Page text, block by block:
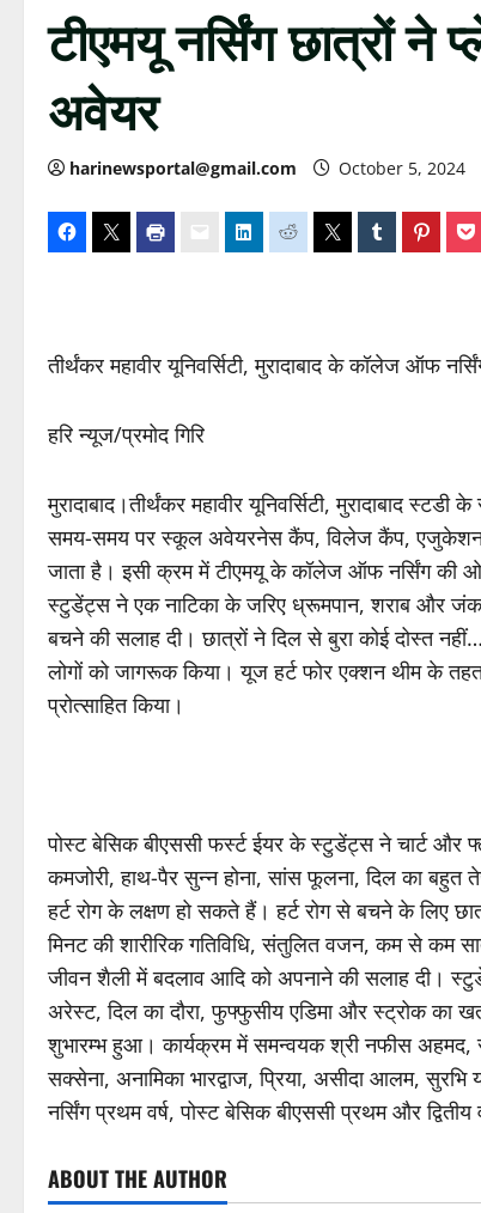
टीएमयू नर्सिंग छात्रों ने
अवेयर
harinewsportal@gmail.com October 5, 2024
तीर्थंकर महावीर यूनिवर्सिटी, मुरादाबाद के कॉलेज ऑफ
हरि न्यूज/प्रमोद गिरि
मुरादाबाद।तीर्थंकर महावीर यूनिवर्सिटी, मुरादाबाद
समय-समय पर स्कूल अवेयरनेस कैंप, विलेज कैंप, एजुकेशनल
जाता है। इसी क्रम में टीएमयू के कॉलेज ऑफ नर्सिंग की ओर
स्टुडेंट्स ने एक नाटिका के जरिए ध्रूमपान, शराब और जंक
बचने की सलाह दी। छात्रों ने दिल से बुरा कोई दोस्त
लोगों को जागरूक किया। यूज हर्ट फोर एक्शन थीम के
प्रोत्साहित किया।
पोस्ट बेसिक बीएससी फर्स्ट ईयर के स्टुडेंट्स ने चार्ट और
कमजोरी, हाथ-पैर सुन्न होना, सांस फूलना, दिल का
हर्ट रोग के लक्षण हो सकते हैं। हर्ट रोग से बचने के लिए
मिनट की शारीरिक गतिविधि, संतुलित वजन, कम से कम
जीवन शैली में बदलाव आदि को अपनाने की सलाह दी।
अरेस्ट, दिल का दौरा, फुफ्फुसीय एडिमा और स्ट्रोक का
शुभारम्भ हुआ। कार्यक्रम में समन्वयक श्री नफीस
सक्सेना, अनामिका भारद्वाज, प्रिया, असीदा आलम, सुरभि
नर्सिंग प्रथम वर्ष, पोस्ट बेसिक बीएससी प्रथम और
ABOUT THE AUTHOR